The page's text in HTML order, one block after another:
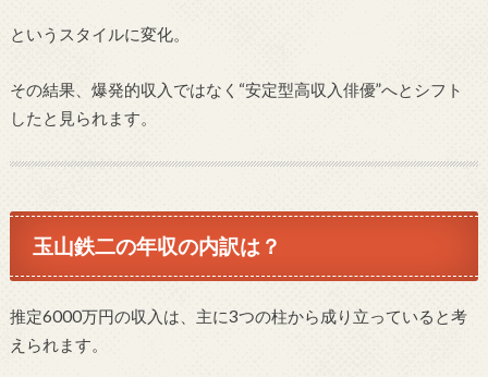
というスタイルに変化。
その結果、爆発的収入ではなく“安定型高収入俳優”へとシフト
したと見られます。
玉山鉄二の年収の内訳は？
推定6000万円の収入は、主に3つの柱から成り立っていると考
えられます。